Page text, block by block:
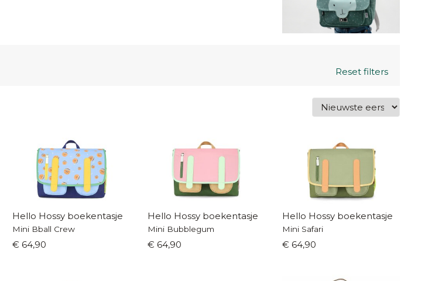
Reset filters
Hello Hossy boekentasje
Mini Bball Crew
€ 64,90
Hello Hossy boekentasje
Mini Bubblegum
€ 64,90
Hello Hossy boekentasje
Mini Safari
€ 64,90